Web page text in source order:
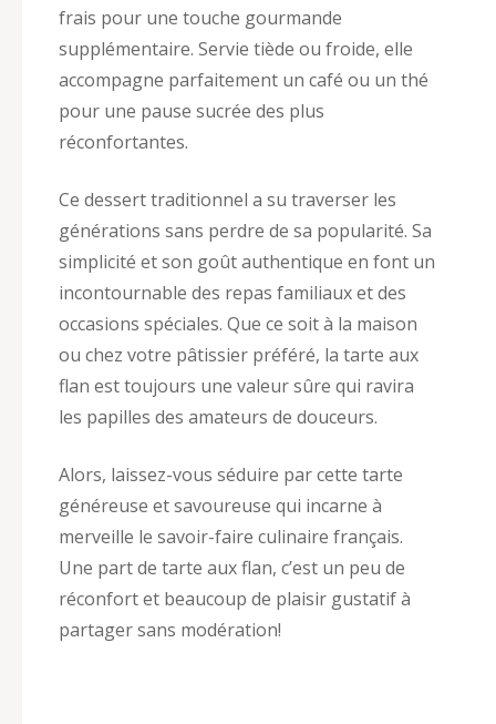
frais pour une touche gourmande
supplémentaire. Servie tiède ou froide, elle
accompagne parfaitement un café ou un thé
pour une pause sucrée des plus
réconfortantes.
Ce dessert traditionnel a su traverser les
générations sans perdre de sa popularité. Sa
simplicité et son goût authentique en font un
incontournable des repas familiaux et des
occasions spéciales. Que ce soit à la maison
ou chez votre pâtissier préféré, la tarte aux
flan est toujours une valeur sûre qui ravira
les papilles des amateurs de douceurs.
Alors, laissez-vous séduire par cette tarte
généreuse et savoureuse qui incarne à
merveille le savoir-faire culinaire français.
Une part de tarte aux flan, c’est un peu de
réconfort et beaucoup de plaisir gustatif à
partager sans modération!